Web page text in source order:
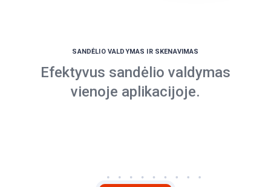
SANDĖLIO VALDYMAS IR SKENAVIMAS
Efektyvus sandėlio valdymas
vienoje aplikacijoje.